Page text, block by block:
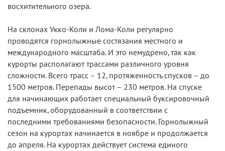
восхитительного озера.
На склонах Укко-Коли и Лома-Коли регулярно
проводятся горнолыжные состязания местного и
международного масштаба. И это немудрено, так как
курорты располагают трассами различного уровня
сложности. Всего трасс – 12, протяженность спусков – до
1500 метров. Перепады высот – 230 метров. На спуске
для начинающих работает специальный буксировочный
подъемник, оборудованный в соответствии с
последними требованиями безопасности. Горнолыжный
сезон на курортах начинается в ноябре и продолжается
до апреля. На курортах действует система единого